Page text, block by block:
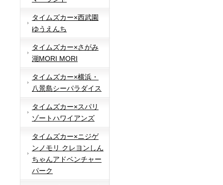
タイムズカー×西武園
ゆうえんち
タイムズカー×さがみ
湖MORI MORI
タイムズカー×横浜・
八景島シーパラダイス
タイムズカー×スパリ
ゾートハワイアンズ
タイムズカー×ニジゲ
ンノモリ クレヨンしん
ちゃんアドベンチャー
パーク